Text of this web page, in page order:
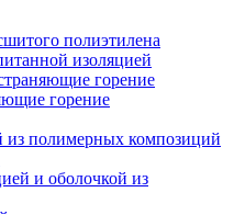
полиэтилена
изоляцией
горение
горение
из полимерных композиций
и оболочкой из